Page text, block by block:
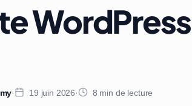
· 19 juin 2026· 8 min de lecture